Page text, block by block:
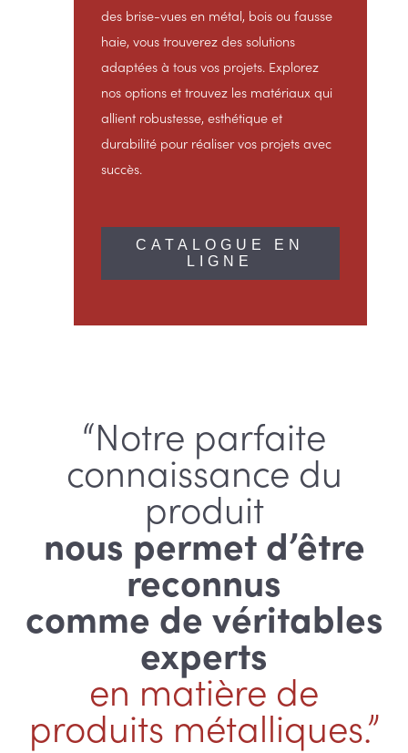
des brise-vues en métal, bois ou fausse
haie, vous trouverez des solutions
adaptées à tous vos projets. Explorez
nos options et trouvez les matériaux qui
allient robustesse, esthétique et
durabilité pour réaliser vos projets avec
succès.
CATALOGUE EN
LIGNE
“Notre parfaite
connaissance du
produit
nous permet d’être
reconnus
comme de véritables
experts
en matière de
produits métalliques.”